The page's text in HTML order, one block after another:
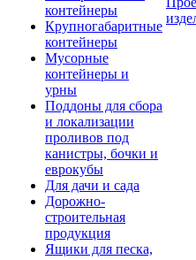
контейнеры
Крупногабаритные
контейнеры
Мусорные
контейнеры и
урны
Поддоны для сбора
и локализации
проливов под
канистры, бочки и
еврокубы
Для дачи и сада
Дорожно-
строительная
продукция
Ящики для песка,